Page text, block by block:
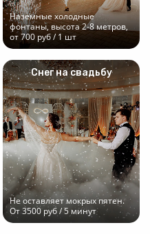
Наземные холодные
фонтаны, высота 2-8 метров,
от 700 руб / 1 шт
Снег на свадьбу
Не оставляет мокрых пятен.
От 3500 руб / 5 минут